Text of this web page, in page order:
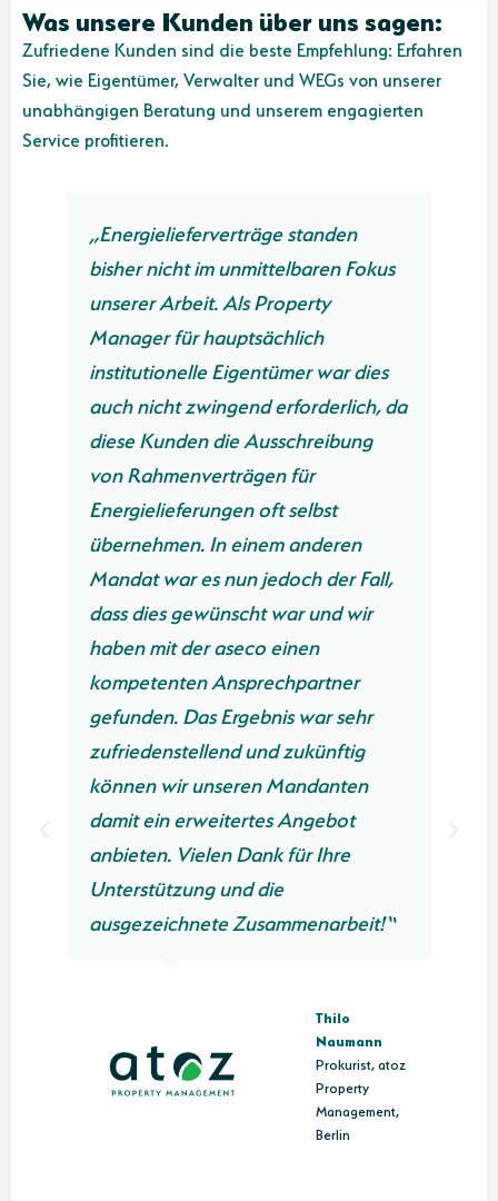
Was unsere Kunden über uns sagen:
Zufriedene Kunden sind die beste Empfehlung: Erfahren
Sie, wie Eigentümer, Verwalter und WEGs von unserer
unabhängigen Beratung und unserem engagierten
Service profitieren.
„Energielieferverträge standen
bisher nicht im unmittelbaren Fokus
unserer Arbeit. Als Property
Manager für hauptsächlich
institutionelle Eigentümer war dies
auch nicht zwingend erforderlich, da
diese Kunden die Ausschreibung
von Rahmenverträgen für
Energielieferungen oft selbst
übernehmen. In einem anderen
Mandat war es nun jedoch der Fall,
dass dies gewünscht war und wir
haben mit der aseco einen
kompetenten Ansprechpartner
gefunden. Das Ergebnis war sehr
zufriedenstellend und zukünftig
können wir unseren Mandanten
damit ein erweitertes Angebot
anbieten. Vielen Dank für Ihre
Unterstützung und die
ausgezeichnete Zusammenarbeit!“
Thilo
Naumann
Prokurist, atoz
Property
Management,
Berlin